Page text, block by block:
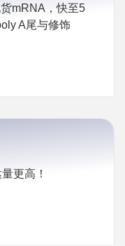
mRNA，快至5
A尾与修饰
更高！